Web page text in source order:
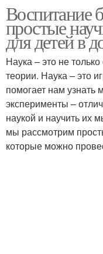
Воспитание
простые
для детей в
Наука – это не
теории. Наука – это
помогает нам узнать
эксперименты –
наукой и научить их
мы рассмотрим
которые можно